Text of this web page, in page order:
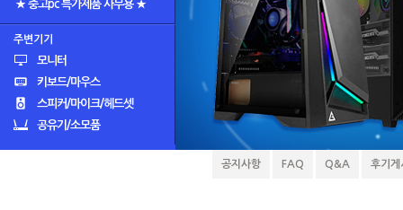
★ 중고pc 특가제품 사무용 ★
주변기기
모니터
키보드/마우스
스피커/마이크/헤드셋
공유기/소모품
공지사항 FAQ Q&A 후기게